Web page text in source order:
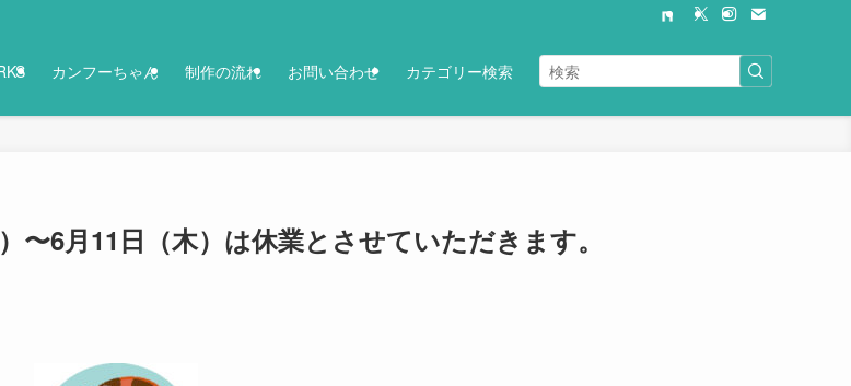
カンフーちゃん 制作の流れ お問い合わせ カテゴリー検索
〜6月11日（木）は休業とさせていただきます。